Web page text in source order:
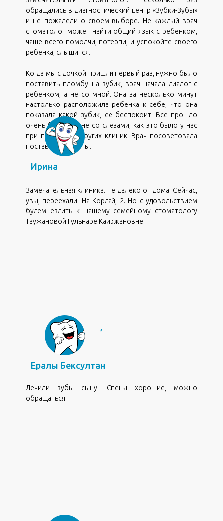
обращались в диагностический центр «Зубки-Зубы»
и не пожалели о своем выборе. Не каждый врач
стоматолог может найти общий язык с ребенком,
чаще всего помолчи, потерпи, и успокойте своего
ребенка, слышится.
Когда мы с дочкой пришли первый раз, нужно было
поставить пломбу на зубик, врач начала диалог с
ребенком, а не со мной. Она за несколько минут
настолько расположила ребенка к себе, что она
показала какой зубик, ее беспокоит. Все прошло
очень быстро и не со слезами, как это было у нас
при посещении других клиник. Врач посоветовала
поставить брекеты.
Ирина
,
Замечательная клиника. Не далеко от дома. Сейчас,
увы, переехали. На Кордай, 2. Но с удовольствием
будем ездить к нашему семейному стоматологу
Таужановой Гульнаре Каиржановне.
Ералы Бексултан
Лечили зубы сыну. Спецы хорошие, можно
обращаться.